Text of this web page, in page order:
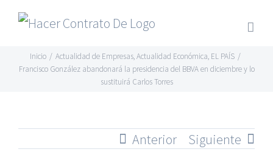
Skip
content
Inicio / Actualidad de Empresas,Actualidad Económica, EL PAÍS /
Francisco González abandonará la presidencia del BBVA en diciembre y lo
sustituirá Carlos Torres
Anterior Siguiente